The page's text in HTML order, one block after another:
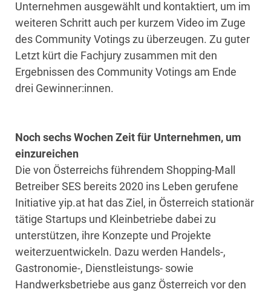
Unternehmen ausgewählt und kontaktiert, um im
weiteren Schritt auch per kurzem Video im Zuge
des Community Votings zu überzeugen. Zu guter
Letzt kürt die Fachjury zusammen mit den
Ergebnissen des Community Votings am Ende
drei Gewinner:innen.
Noch sechs Wochen Zeit für Unternehmen, um
einzureichen
Die von Österreichs führendem Shopping-Mall
Betreiber SES bereits 2020 ins Leben gerufene
Initiative yip.at hat das Ziel, in Österreich stationär
tätige Startups und Kleinbetriebe dabei zu
unterstützen, ihre Konzepte und Projekte
weiterzuentwickeln. Dazu werden Handels-,
Gastronomie-, Dienstleistungs- sowie
Handwerksbetriebe aus ganz Österreich vor den